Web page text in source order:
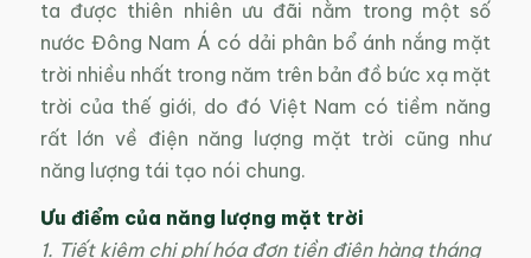
ta được thiên nhiên ưu đãi nằm trong một số
nước Đông Nam Á có dải phân bổ ánh nắng mặt
trời nhiều nhất trong năm trên bản đồ bức xạ mặt
trời của thế giới, do đó Việt Nam có tiềm năng
rất lớn về điện năng lượng mặt trời cũng như
năng lượng tái tạo nói chung.
Ưu điểm của năng lượng mặt trời
1. Tiết kiệm chi phí hóa đơn tiền điện hàng tháng